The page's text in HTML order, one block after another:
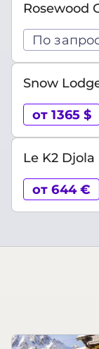
Rosewood
По
Snow
от 1365 $
Le K2 Djola
от 644 €